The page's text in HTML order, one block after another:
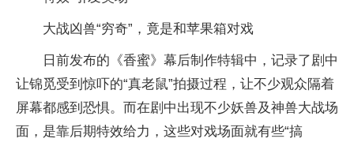
大战凶兽“穷奇”，竟是和苹果箱对戏
日前发布的《香蜜》幕后制作特辑中，记录了剧中
让锦觅受到惊吓的“真老鼠”拍摄过程，让不少观众隔着
屏幕都感到恐惧。而在剧中出现不少妖兽及神兽大战场
面，是靠后期特效给力，这些对戏场面就有些“搞